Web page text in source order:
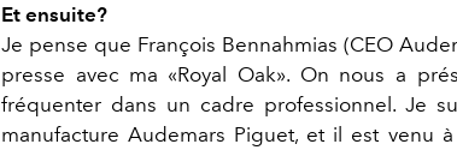
Et ensuite?
Je pense que François Bennahmias (CEO
presse avec ma «Royal Oak». On nous a
fréquenter dans un cadre professionnel. Je
manufacture Audemars Piguet, et il est venu